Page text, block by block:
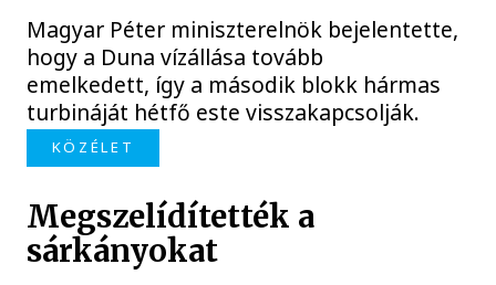
Magyar Péter miniszterelnök bejelentette,
hogy a Duna vízállása tovább
emelkedett, így a második blokk hármas
turbináját hétfő este visszakapcsolják.
KÖZÉLET
Megszelídítették a
sárkányokat